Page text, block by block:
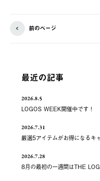
前のページ
最近の記事
2026.8.5
LOGOS WEEK開催中です！
2026.7.31
厳選5アイテムがお得になるキ
2026.7.28
8月の最初の一週間はTHE